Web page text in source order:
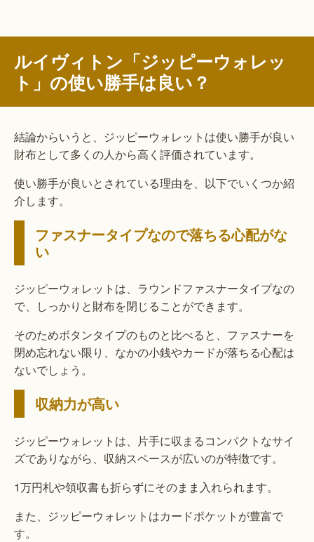
ルイヴィトン「ジッピーウォレッ
ト」の使い勝手は良い？
結論からいうと、ジッピーウォレットは使い勝手が良い
財布として多くの人から高く評価されています。
使い勝手が良いとされている理由を、以下でいくつか紹
介します。
ファスナータイプなので落ちる心配がな
い
ジッピーウォレットは、ラウンドファスナータイプなの
で、しっかりと財布を閉じることができます。
そのためボタンタイプのものと比べると、ファスナーを
閉め忘れない限り、なかの小銭やカードが落ちる心配は
ないでしょう。
収納力が高い
ジッピーウォレットは、片手に収まるコンパクトなサイ
ズでありながら、収納スペースが広いのが特徴です。
1万円札や領収書も折らずにそのまま入れられます。
また、ジッピーウォレットはカードポケットが豊富で
す。